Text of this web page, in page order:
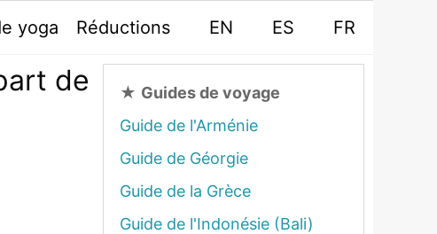
yoga Réductions EN ES FR
de
★ Guides de voyage
Guide de l'Arménie
Guide de Géorgie
Guide de la Grèce
Guide de l'Indonésie (Bali)